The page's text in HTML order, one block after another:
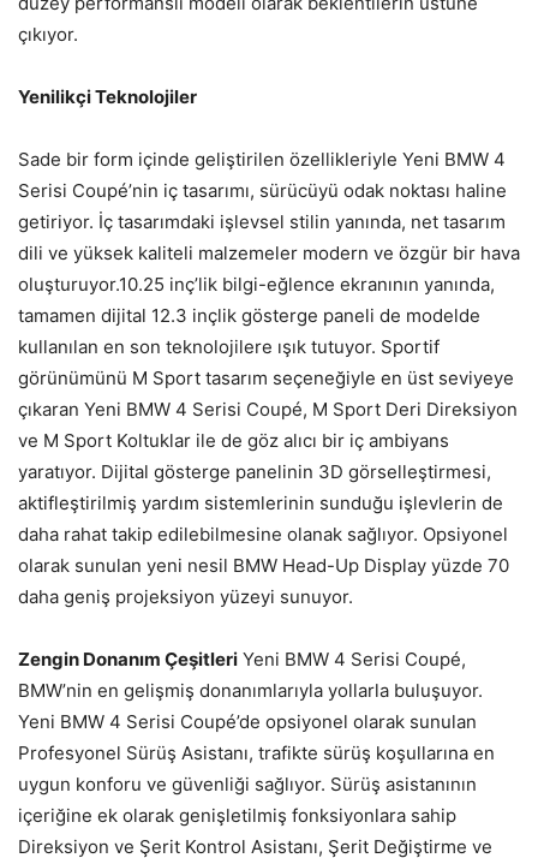
çıkıyor.
Yenilikçi Teknolojiler
Sade bir form içinde geliştirilen özellikleriyle Yeni BMW 4
Serisi Coupé’nin iç tasarımı, sürücüyü odak noktası haline
getiriyor. İç tasarımdaki işlevsel stilin yanında, net tasarım
dili ve yüksek kaliteli malzemeler modern ve özgür bir hava
oluşturuyor.10.25 inç’lik bilgi-eğlence ekranının yanında,
tamamen dijital 12.3 inçlik gösterge paneli de modelde
kullanılan en son teknolojilere ışık tutuyor. Sportif
görünümünü M Sport tasarım seçeneğiyle en üst seviyeye
çıkaran Yeni BMW 4 Serisi Coupé, M Sport Deri Direksiyon
ve M Sport Koltuklar ile de göz alıcı bir iç ambiyans
yaratıyor. Dijital gösterge panelinin 3D görselleştirmesi,
aktifleştirilmiş yardım sistemlerinin sunduğu işlevlerin de
daha rahat takip edilebilmesine olanak sağlıyor. Opsiyonel
olarak sunulan yeni nesil BMW Head-Up Display yüzde 70
daha geniş projeksiyon yüzeyi sunuyor.
Zengin Donanım Çeşitleri Yeni BMW 4 Serisi Coupé,
BMW’nin en gelişmiş donanımlarıyla yollarla buluşuyor.
Yeni BMW 4 Serisi Coupé’de opsiyonel olarak sunulan
Profesyonel Sürüş Asistanı, trafikte sürüş koşullarına en
uygun konforu ve güvenliği sağlıyor. Sürüş asistanının
içeriğine ek olarak genişletilmiş fonksiyonlara sahip
Direksiyon ve Şerit Kontrol Asistanı, Şerit Değiştirme ve